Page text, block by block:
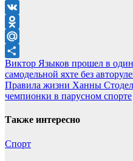
Telegram
VK
Odnoklassniki
Mail.Ru
Отправить
Навигация
по
записям
Виктор Языков прошел в
самодельной яхте без
Правила жизни Ханны
чемпионки в парусном спорте
Также интересно
Спорт